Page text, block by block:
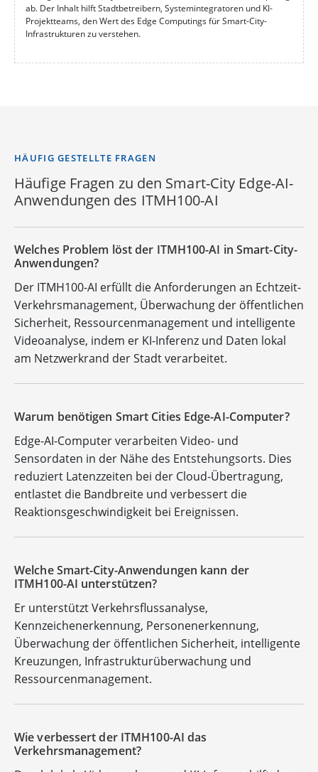
ab. Der Inhalt hilft Stadtbetreibern, Systemintegratoren und KI-
Projektteams, den Wert des Edge Computings für Smart-City-
Infrastrukturen zu verstehen.
HÄUFIG GESTELLTE FRAGEN
Häufige Fragen zu den Smart-City Edge-AI-
Anwendungen des ITMH100-AI
Welches Problem löst der ITMH100-AI in Smart-City-
Anwendungen?
Der ITMH100-AI erfüllt die Anforderungen an Echtzeit-
Verkehrsmanagement, Überwachung der öffentlichen
Sicherheit, Ressourcenmanagement und intelligente
Videoanalyse, indem er KI-Inferenz und Daten lokal
am Netzwerkrand der Stadt verarbeitet.
Warum benötigen Smart Cities Edge-AI-Computer?
Edge-AI-Computer verarbeiten Video- und
Sensordaten in der Nähe des Entstehungsorts. Dies
reduziert Latenzzeiten bei der Cloud-Übertragung,
entlastet die Bandbreite und verbessert die
Reaktionsgeschwindigkeit bei Ereignissen.
Welche Smart-City-Anwendungen kann der
ITMH100-AI unterstützen?
Er unterstützt Verkehrsflussanalyse,
Kennzeichenerkennung, Personenerkennung,
Überwachung der öffentlichen Sicherheit, intelligente
Kreuzungen, Infrastrukturüberwachung und
Ressourcenmanagement.
Wie verbessert der ITMH100-AI das
Verkehrsmanagement?